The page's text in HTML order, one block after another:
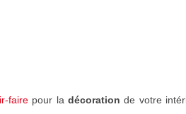
fairepour la décoration de votre